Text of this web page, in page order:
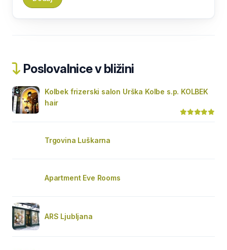
Poslovalnice v bližini
Kolbek frizerski salon Urška Kolbe s.p. KOLBEK
hair
Trgovina Luškarna
Apartment Eve Rooms
ARS Ljubljana